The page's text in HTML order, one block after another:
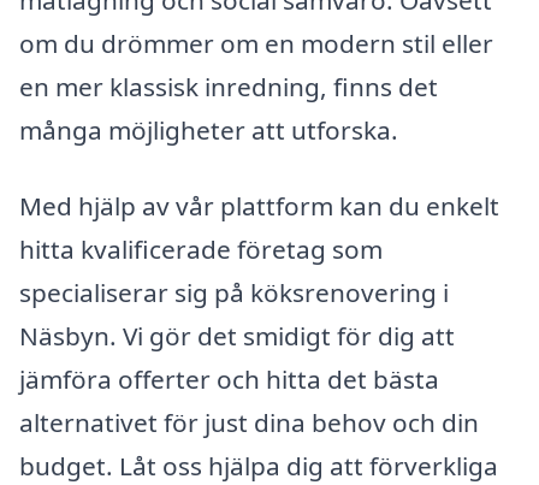
om du drömmer om en modern stil eller
en mer klassisk inredning, finns det
många möjligheter att utforska.
Med hjälp av vår plattform kan du enkelt
hitta kvalificerade företag som
specialiserar sig på köksrenovering i
Näsbyn. Vi gör det smidigt för dig att
jämföra offerter och hitta det bästa
alternativet för just dina behov och din
budget. Låt oss hjälpa dig att förverkliga